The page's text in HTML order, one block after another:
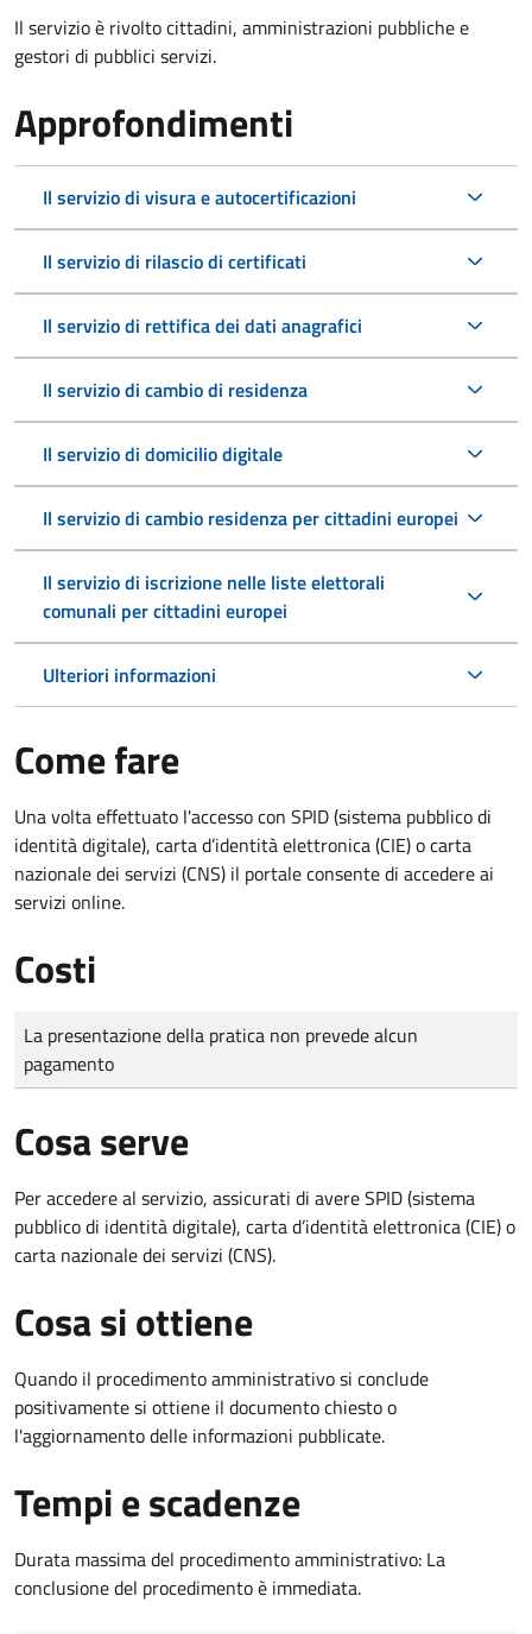
Il servizio è rivolto cittadini, amministrazioni pubbliche e
gestori di pubblici servizi.
Approfondimenti
Il servizio di visura e autocertificazioni
Il servizio di rilascio di certificati
Il servizio di rettifica dei dati anagrafici
Il servizio di cambio di residenza
Il servizio di domicilio digitale
Il servizio di cambio residenza per cittadini europei
Il servizio di iscrizione nelle liste elettorali
comunali per cittadini europei
Ulteriori informazioni
Come fare
Una volta effettuato l'accesso con SPID (sistema pubblico di
identità digitale), carta d’identità elettronica (CIE) o carta
nazionale dei servizi (CNS) il portale consente di accedere ai
servizi online.
Costi
Tipo di pagamento
Importo
La presentazione della pratica non prevede alcun
pagamento
Cosa serve
Per accedere al servizio, assicurati di avere SPID (sistema
pubblico di identità digitale), carta d’identità elettronica (CIE) o
carta nazionale dei servizi (CNS).
Cosa si ottiene
Quando il procedimento amministrativo si conclude
positivamente si ottiene il documento chiesto o
l'aggiornamento delle informazioni pubblicate.
Tempi e scadenze
Durata massima del procedimento amministrativo: La
conclusione del procedimento è immediata.